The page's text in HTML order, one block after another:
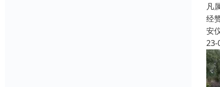
凡
经
安
23-